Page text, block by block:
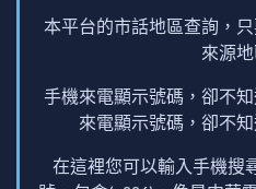
本平台的市話地區查詢，
來源地
手機來電顯示號碼，卻不
來電顯示號碼，卻不
在這裡您可以輸入手機搜